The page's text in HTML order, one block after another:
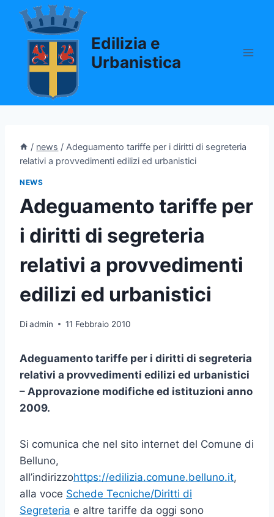
Salta
contenuto
Edilizia e
Urbanistica
/ news / Adeguamento tariffe per i diritti di segreteria
relativi a provvedimenti edilizi ed urbanistici
NEWS
Adeguamento tariffe per
i diritti di segreteria
relativi a provvedimenti
edilizi ed urbanistici
Diadmin 11 Febbraio 2010
Adeguamento tariffe per i diritti di segreteria
relativi a provvedimenti edilizi ed urbanistici
– Approvazione modifiche ed istituzioni anno
2009.
Si comunica che nel sito internet del Comune di
Belluno,
all’indirizzohttps://edilizia.comune.belluno.it,
alla voce Schede Tecniche/Diritti di
Segreteria e altre tariffe da oggi sono